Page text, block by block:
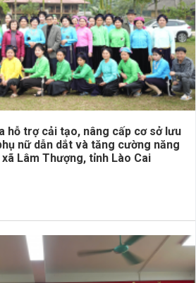
hỗ trợ cải tạo, nâng cấp cơ sở lưu
nữ dẫn dắt và tăng cường năng
Lâm Thượng, tỉnh Lào Cai